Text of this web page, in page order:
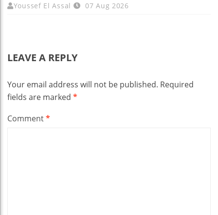
Youssef El Assal 07 Aug 2026
LEAVE A REPLY
Your email address will not be published. Required
fields are marked *
Comment*